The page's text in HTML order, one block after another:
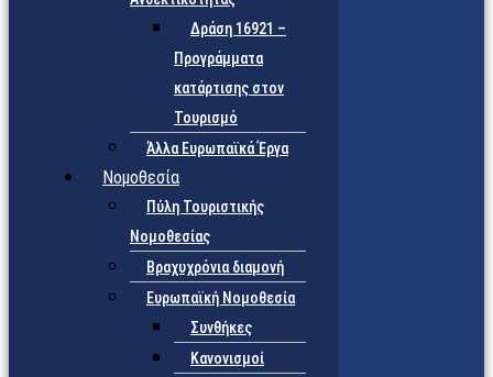
Δράση 16921 –
Προγράμματα
κατάρτισης στον
Τουρισμό
Άλλα Ευρωπαϊκά Έργα
Νομοθεσία
Πύλη Τουριστικής
Νομοθεσίας
Βραχυχρόνια διαμονή
Ευρωπαϊκή Νομοθεσία
Συνθήκες
Κανονισμοί